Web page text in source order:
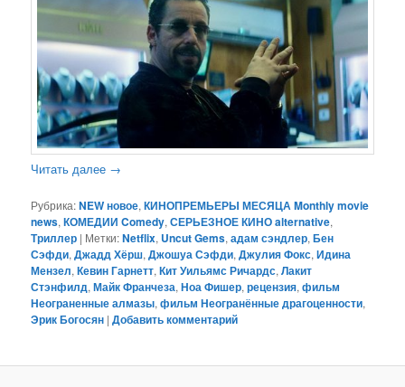
Читать далее →
Рубрика:NEW новое,КИНОПРЕМЬЕРЫ МЕСЯЦА Monthly movie
news,КОМЕДИИ Comedy,СЕРЬЕЗНОЕ КИНО alternative,
Триллер | Метки:Netflix, Uncut Gems,адам сэндлер,Бен
Сэфди,Джадд Хёрш,Джошуа Сэфди,Джулия Фокс,Идина
Мензел,Кевин Гарнетт,Кит Уильямс Ричардс,Лакит
Стэнфилд,Майк Франчеза,Ноа Фишер,рецензия,фильм
Неограненные алмазы,фильм Неогранённые драгоценности,
Эрик Богосян |Добавить комментарий